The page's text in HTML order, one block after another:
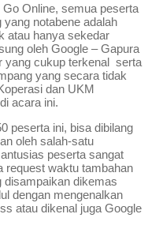
Online, semua peserta
notabene adalah
atau hanya sekedar
oleh Google – Gapura
yang cukup terkenal serta
yang secara tidak
dan UKM
acara ini.
peserta ini, bisa dibilang
oleh salah-satu
peserta sangat
request waktu tambahan
disampaikan dikemas
dengan mengenalkan
atau dikenal juga Google